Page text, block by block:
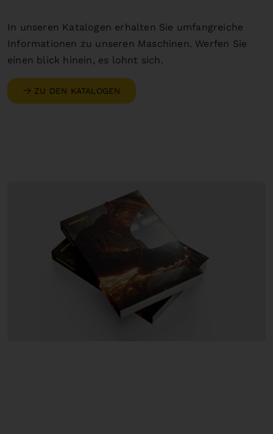
In unseren Katalogen erhalten Sie umfangreiche
Informationen zu unseren Maschinen. Werfen Sie
einen blick hinein, es lohnt sich.
ZU DEN KATALOGEN